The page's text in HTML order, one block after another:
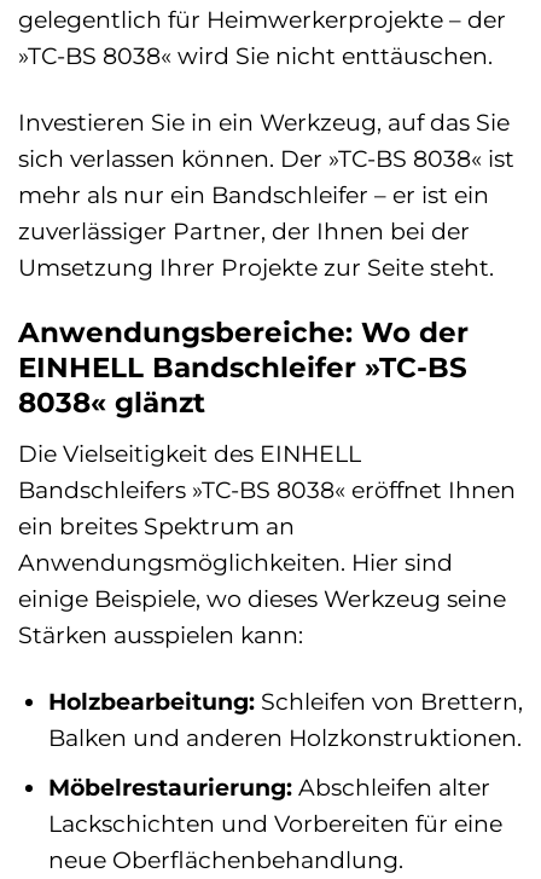
gelegentlich für Heimwerkerprojekte – der
»TC-BS 8038« wird Sie nicht enttäuschen.
Investieren Sie in ein Werkzeug, auf das Sie
sich verlassen können. Der »TC-BS 8038« ist
mehr als nur ein Bandschleifer – er ist ein
zuverlässiger Partner, der Ihnen bei der
Umsetzung Ihrer Projekte zur Seite steht.
Anwendungsbereiche: Wo der
EINHELL Bandschleifer »TC-BS
8038« glänzt
Die Vielseitigkeit des EINHELL
Bandschleifers »TC-BS 8038« eröffnet Ihnen
ein breites Spektrum an
Anwendungsmöglichkeiten. Hier sind
einige Beispiele, wo dieses Werkzeug seine
Stärken ausspielen kann:
Holzbearbeitung:Schleifen von Brettern,
Balken und anderen Holzkonstruktionen.
Möbelrestaurierung:Abschleifen alter
Lackschichten und Vorbereiten für eine
neue Oberflächenbehandlung.